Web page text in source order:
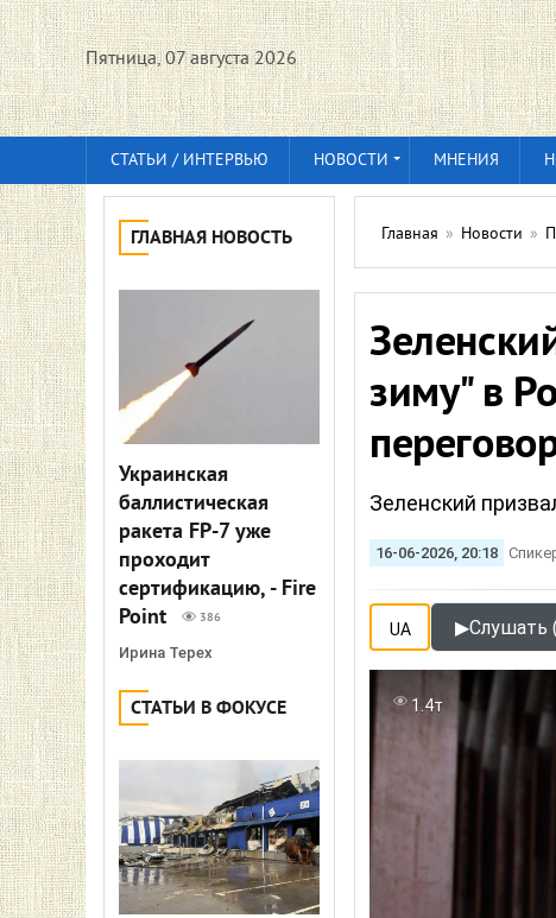
Пятница, 07 августа 2026
СТАТЬИ / ИНТЕРВЬЮ НОВОСТИ МНЕНИЯ
ГЛАВНАЯ НОВОСТЬ
Украинская
баллистическая
ракета FP-7 уже
проходит
сертификацию, - Fire
Point
386
Ирина Терех
СТАТЬИ В ФОКУСЕ
Главная » Новости »
зиму" в
Зеленский
16-06-2026, 20:18
UA ▶Слушать
1.4т